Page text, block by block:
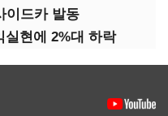
이드카 발동
실현에 2%대 하락